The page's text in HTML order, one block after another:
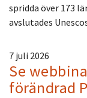
spridda över 173
avslutades
7 juli 2026
Se
förändrad